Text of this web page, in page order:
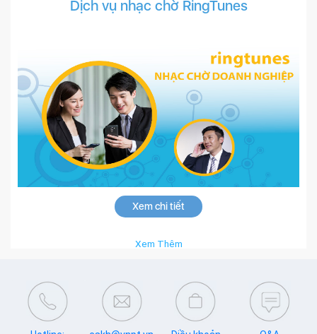
Dịch vụ nhạc chờ RingTunes
Xem chi tiết
Xem Thêm